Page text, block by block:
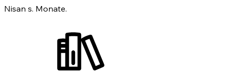
Nisan s. Monate.